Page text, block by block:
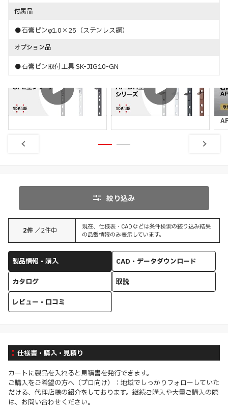
付属品
●石膏ピンφ1.0×25（ステンレス鋼）
オプション品
●石膏ピン取付工具 SK-JIG10-GN
SPE型シリーズ
特長
AP-DM型シリーズ
石
絞り込み
2件 ／2件中
現在、仕様表・CADなどは条件検索の絞り込み結果
の品番情報のみ表示しています。
製品情報・購入
CAD・データダウンロード
カタログ
取説
レビュー・口コミ
仕様書・購入・見積り
カートに製品を入れると見積書を発行できます。
ご購入をご希望の方へ（プロ向け）：地域でしっかりフォローしていた
だける、代理店様の紹介をしております。継続ご購入や大量ご購入の際
は、お問い合わせください。